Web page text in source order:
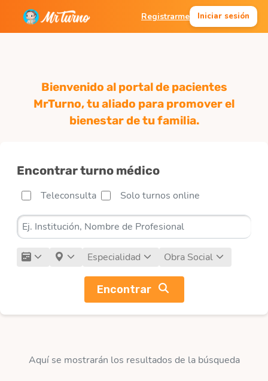
Registrarme Iniciar sesión
Bienvenido al portal de pacientes
MrTurno, tu aliado para promover el
bienestar de tu familia.
Encontrar turno médico
Teleconsulta Solo turnos online
Especialidad Obra Social
Encontrar
Aquí se mostrarán los resultados de la búsqueda